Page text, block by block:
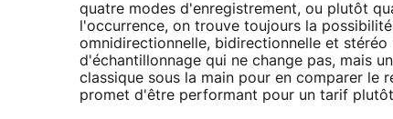
quatre modes d'enregistrement, ou plutôt
l'occurrence, on trouve toujours la
omnidirectionnelle, bidirectionnelle et
d'échantillonnage qui ne change pas, mais
classique sous la main pour en comparer le
promet d'être performant pour un tarif